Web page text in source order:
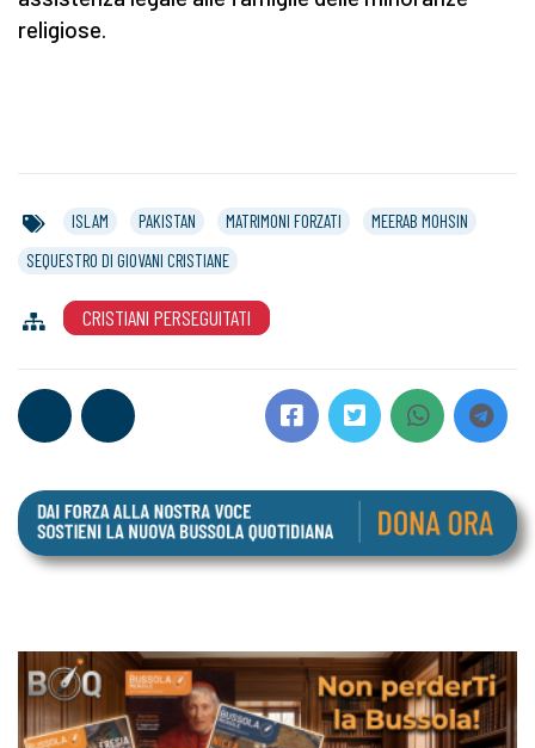
religiose.
ISLAM PAKISTAN MATRIMONI FORZATI
MEERAB MOHSIN
SEQUESTRO DI GIOVANI CRISTIANE
CRISTIANI PERSEGUITATI